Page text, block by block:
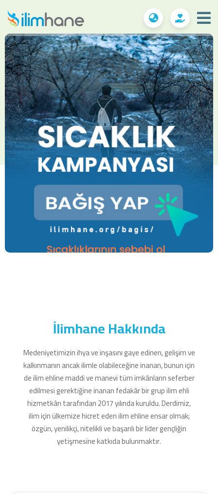
İlimhane Hakkında
Medeniyetimizin ihya ve inşasını gaye edinen, gelişim ve
kalkınmanın ancak ilimle olabileceğine inanan, bunun için
de ilim ehline maddi ve manevi tüm imkânların seferber
edilmesi gerektiğine inanan fedakâr bir grup ilim ehli
hizmetkârı tarafından 2017 yılında kuruldu. Derdimiz,
ilim için ülkemize hicret eden ilim ehline ensar olmak;
özgün, yenilikçi, nitelikli ve başarılı bir lider gençliğin
yetişmesine katkıda bulunmaktır.